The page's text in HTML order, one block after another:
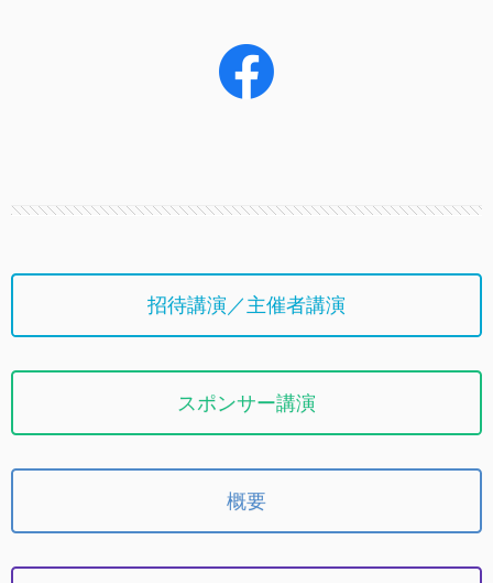
招待講演／主催者講演
スポンサー講演
概要